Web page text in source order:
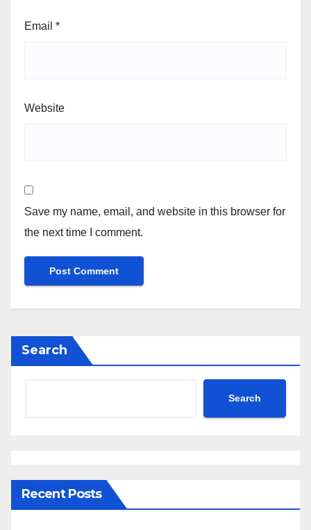
Email *
Website
Save my name, email, and website in this browser for
the next time I comment.
Search
Search
Recent Posts